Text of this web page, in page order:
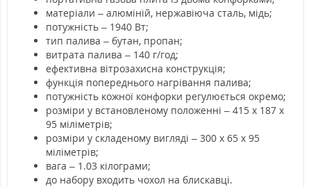
матеріали – алюміній, нержавіюча сталь, мідь;
потужність – 1940 Вт;
тип палива – бутан, пропан;
витрата палива – 140 г/год;
ефективна вітрозахисна конструкція;
функція попереднього нагрівання палива;
потужність кожної конфорки регулюється окремо;
розміри у встановленому положенні – 415 х 187 х
95 міліметрів;
розміри у складеному вигляді – 300 х 65 х 95
міліметрів;
вага – 1.03 кілограми;
до набору входить чохол на блискавці.